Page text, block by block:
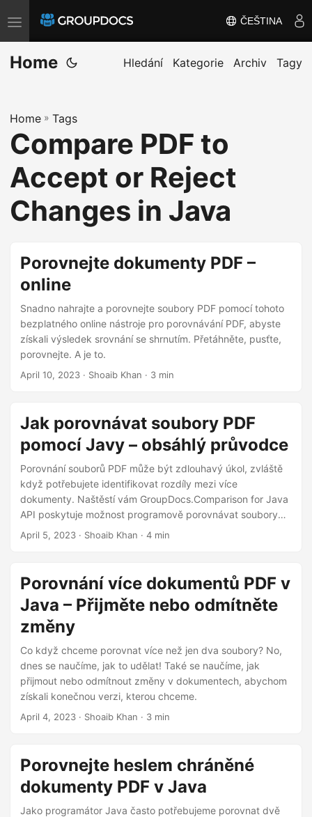
T
o
g
e
n
v
i
g
ČEŠTINA
Home Hledání Kategorie Archiv Tagy
Home » Tags
Compare PDF to
Accept or Reject
Changes in Java
Porovnejte dokumenty PDF –
online
Snadno nahrajte a porovnejte soubory PDF pomocí tohoto
bezplatného online nástroje pro porovnávání PDF, abyste
získali výsledek srovnání se shrnutím. Přetáhněte, pusťte,
porovnejte. A je to.
April 10, 2023 · Shoaib Khan · 3 min
Jak porovnávat soubory PDF
pomocí Javy – obsáhlý průvodce
Porovnání souborů PDF může být zdlouhavý úkol, zvláště
když potřebujete identifikovat rozdíly mezi více
dokumenty. Naštěstí vám GroupDocs.Comparison for Java
API poskytuje možnost programově porovnávat soubory
PDF. V tomto článku vám krok za krokem ukážeme, jak
ukážeme, jak porovnat více než dva soubory PDF a jak
přijmout nebo odmítnout kteroukoli z identifikovaných
změn.
April 5, 2023 · Shoaib Khan · 4 min
Porovnání více dokumentů PDF v
Java – Přijměte nebo odmítněte
změny
Co když chceme porovnat více než jen dva soubory? No,
dnes se naučíme, jak to udělat! Také se naučíme, jak
přijmout nebo odmítnout změny v dokumentech, abychom
získali konečnou verzi, kterou chceme.
April 4, 2023 · Shoaib Khan · 3 min
Porovnejte heslem chráněné
dokumenty PDF v Java
Jako programátor Java často potřebujeme porovnat dvě